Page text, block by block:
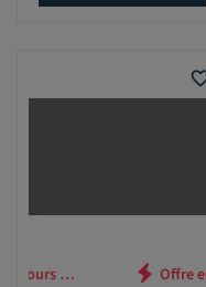
cours …